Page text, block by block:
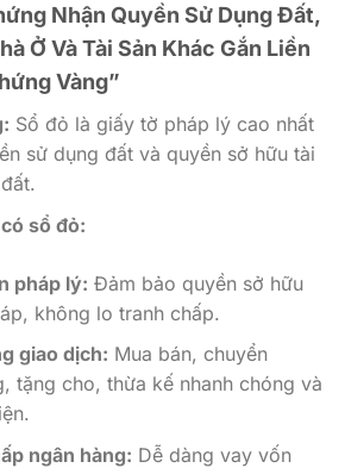
Nhận Quyền Sử Dụng Đất,
Ở Và Tài Sản Khác Gắn Liền
Vàng”
Sổ đỏ là giấy tờ pháp lý cao nhất
sử dụng đất và quyền sở hữu tài
sổ đỏ:
pháp lý: Đảm bảo quyền sở hữu
không lo tranh chấp.
giao dịch: Mua bán, chuyển
tặng cho, thừa kế nhanh chóng và
ngân hàng: Dễ dàng vay vốn